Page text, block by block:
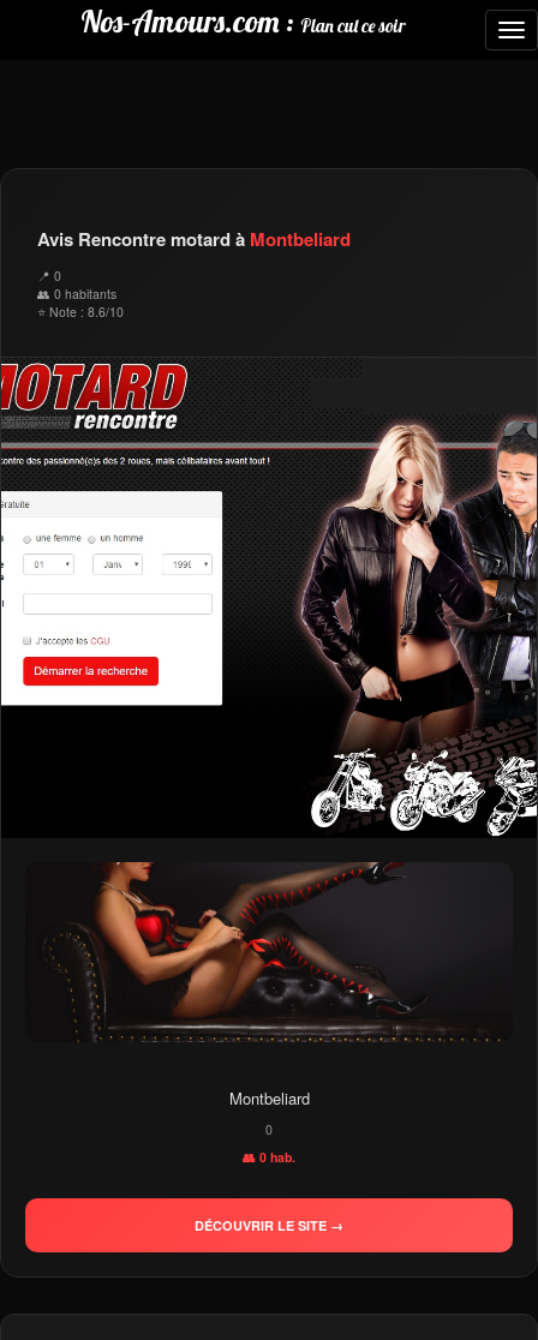
Nos-Amours.com : Plan cul ce soir
Avis Rencontre motard à Montbeliard
📍 0
👥 0 habitants
⭐ Note : 8.6/10
Montbeliard
0
👥 0 hab.
DÉCOUVRIR LE SITE →